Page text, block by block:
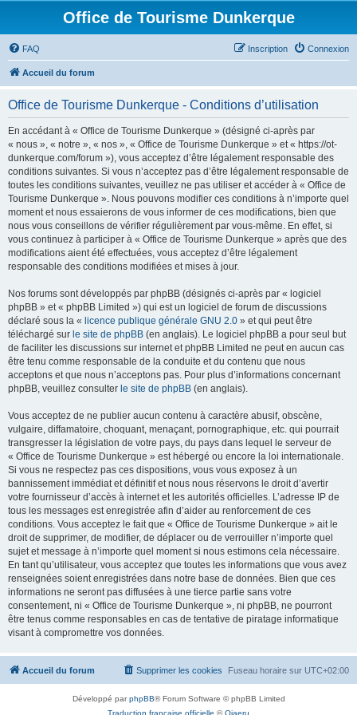
Office de Tourisme Dunkerque
FAQ Connexion
Inscription
Accueil du forum
Office de Tourisme Dunkerque - Conditions d’utilisation
En accédant à « Office de Tourisme Dunkerque » (désigné ci-après par
« nous », « notre », « nos », « Office de Tourisme Dunkerque » et « https://ot-
dunkerque.com/forum »), vous acceptez d’être légalement responsable des
conditions suivantes. Si vous n’acceptez pas d’être légalement responsable de
toutes les conditions suivantes, veuillez ne pas utiliser et accéder à « Office de
Tourisme Dunkerque ». Nous pouvons modifier ces conditions à n’importe quel
moment et nous essaierons de vous informer de ces modifications, bien que
nous vous conseillons de vérifier régulièrement par vous-même. En effet, si
vous continuez à participer à « Office de Tourisme Dunkerque » après que des
modifications aient été effectuées, vous acceptez d’être légalement
responsable des conditions modifiées et mises à jour.
Nos forums sont développés par phpBB (désignés ci-après par « logiciel
phpBB » et « phpBB Limited ») qui est un logiciel de forum de discussions
déclaré sous la « licence publique générale GNU 2.0 » et qui peut être
téléchargé sur le site de phpBB (en anglais). Le logiciel phpBB a pour seul but
de faciliter les discussions sur internet et phpBB Limited ne peut en aucun cas
être tenu comme responsable de la conduite et du contenu que nous
acceptons et que nous n’acceptons pas. Pour plus d’informations concernant
phpBB, veuillez consulter le site de phpBB (en anglais).
Vous acceptez de ne publier aucun contenu à caractère abusif, obscène,
vulgaire, diffamatoire, choquant, menaçant, pornographique, etc. qui pourrait
transgresser la législation de votre pays, du pays dans lequel le serveur de
« Office de Tourisme Dunkerque » est hébergé ou encore la loi internationale.
Si vous ne respectez pas ces dispositions, vous vous exposez à un
bannissement immédiat et définitif et nous nous réservons le droit d’avertir
votre fournisseur d’accès à internet et les autorités officielles. L’adresse IP de
tous les messages est enregistrée afin d’aider au renforcement de ces
conditions. Vous acceptez le fait que « Office de Tourisme Dunkerque » ait le
droit de supprimer, de modifier, de déplacer ou de verrouiller n’importe quel
sujet et message à n’importe quel moment si nous estimons cela nécessaire.
En tant qu’utilisateur, vous acceptez que toutes les informations que vous avez
renseignées soient enregistrées dans notre base de données. Bien que ces
informations ne seront pas diffusées à une tierce partie sans votre
consentement, ni « Office de Tourisme Dunkerque », ni phpBB, ne pourront
être tenus comme responsables en cas de tentative de piratage informatique
visant à compromettre vos données.
Accueil du forum Fuseau horaire sur UTC+02:00
Supprimer les cookies
Développé parphpBB® Forum Software © phpBB Limited
Traduction française officielle ©Qiaeru